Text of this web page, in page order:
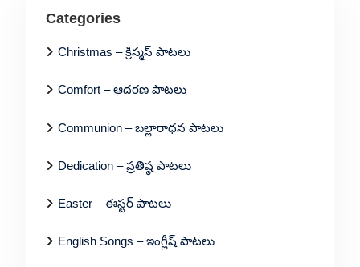
Categories
Christmas – క్రిస్మస్ పాటలు
Comfort – ఆదరణ పాటలు
Communion – బల్లారాధన పాటలు
Dedication – ప్రతిష్ఠ పాటలు
Easter – ఈస్టర్ పాటలు
English Songs – ఇంగ్లీష్ పాటలు